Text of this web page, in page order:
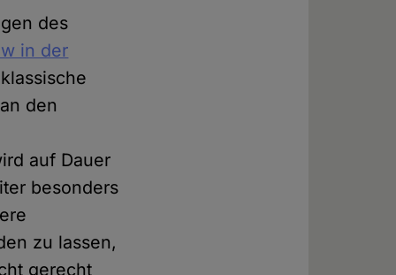
des
in der
den
auf Dauer
besonders
zu lassen,
gerecht